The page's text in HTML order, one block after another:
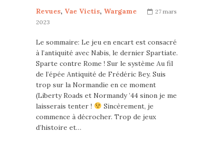
Revues, Vae Victis, Wargame
27 mars
2023
Le sommaire: Le jeu en encart est consacré
à l’antiquité avec Nabis, le dernier Spartiate.
Sparte contre Rome ! Sur le système Au fil
de l’épée Antiquité de Frédéric Bey. Suis
trop sur la Normandie en ce moment
(Liberty Roads et Normandy ’44 sinon je me
laisserais tenter !
Sincèrement, je
commence à décrocher. Trop de jeux
d’histoire et…